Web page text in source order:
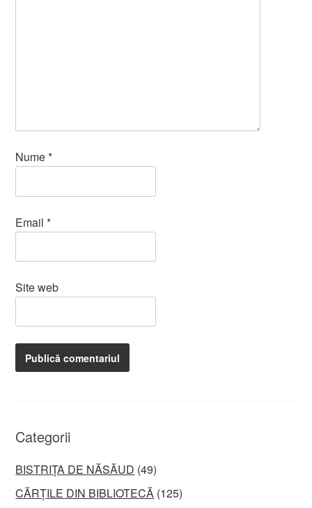
Nume*
Email*
Site web
Categorii
BISTRIȚA DE NĂSĂUD (49)
CĂRȚILE DIN BIBLIOTECĂ (125)